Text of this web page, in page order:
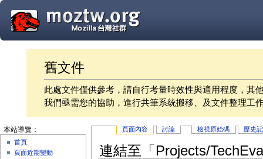
舊文件
此處文件僅供參考，請自行考量時效性與適用程度，其
我們亟需您的協助，進行共筆系統搬移、及文件整理工
頁面內容 討論 檢視原始碼 歷史
連結至「Projects/
本站導覽：
首頁
頁面近期變動